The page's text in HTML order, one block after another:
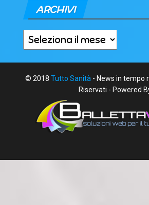
ARCHIVI
Archivi
© 2018 Tutto Sanità - News in tempo
Riservati - Powered